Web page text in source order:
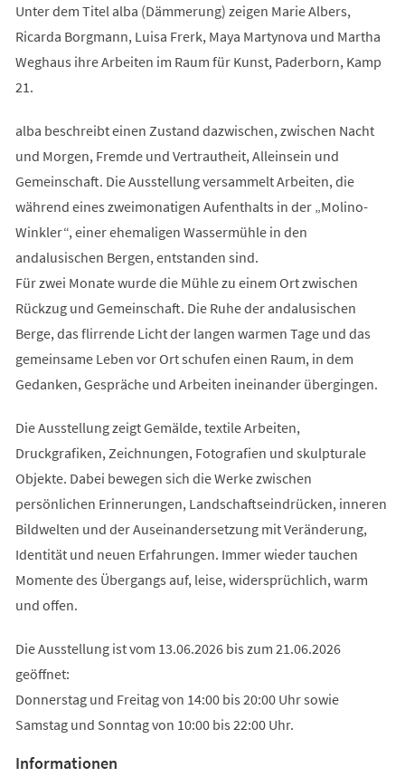
Unter dem Titel alba (Dämmerung) zeigen Marie Albers,
Ricarda Borgmann, Luisa Frerk, Maya Martynova und Martha
Weghaus ihre Arbeiten im Raum für Kunst, Paderborn, Kamp
21.
alba beschreibt einen Zustand dazwischen, zwischen Nacht
und Morgen, Fremde und Vertrautheit, Alleinsein und
Gemeinschaft. Die Ausstellung versammelt Arbeiten, die
während eines zweimonatigen Aufenthalts in der „Molino-
Winkler“, einer ehemaligen Wassermühle in den
andalusischen Bergen, entstanden sind.
Für zwei Monate wurde die Mühle zu einem Ort zwischen
Rückzug und Gemeinschaft. Die Ruhe der andalusischen
Berge, das flirrende Licht der langen warmen Tage und das
gemeinsame Leben vor Ort schufen einen Raum, in dem
Gedanken, Gespräche und Arbeiten ineinander übergingen.
Die Ausstellung zeigt Gemälde, textile Arbeiten,
Druckgrafiken, Zeichnungen, Fotografien und skulpturale
Objekte. Dabei bewegen sich die Werke zwischen
persönlichen Erinnerungen, Landschaftseindrücken, inneren
Bildwelten und der Auseinandersetzung mit Veränderung,
Identität und neuen Erfahrungen. Immer wieder tauchen
Momente des Übergangs auf, leise, widersprüchlich, warm
und offen.
Die Ausstellung ist vom 13.06.2026 bis zum 21.06.2026
geöffnet:
Donnerstag und Freitag von 14:00 bis 20:00 Uhr sowie
Samstag und Sonntag von 10:00 bis 22:00 Uhr.
Informationen